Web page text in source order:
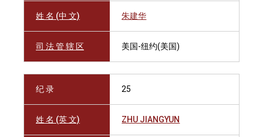
姓 名 (中 文) 朱建华
司 法 管 辖 区 美国-纽约(美国)
纪 录 25
姓 名 (英 文) ZHU JIANGYUN